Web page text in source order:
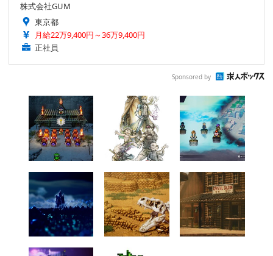
株式会社GUM
東京都
月給22万9,400円～36万9,400円
正社員
Sponsored by